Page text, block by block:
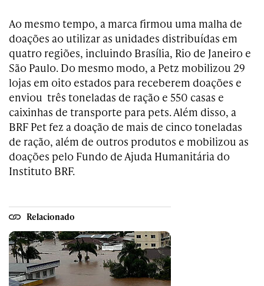
Ao mesmo tempo, a marca firmou uma malha de
doações ao utilizar as unidades distribuídas em
quatro regiões, incluindo Brasília, Rio de Janeiro e
São Paulo. Do mesmo modo, a Petz mobilizou 29
lojas em oito estados para receberem doações e
enviou três toneladas de ração e 550 casas e
caixinhas de transporte para pets. Além disso, a
BRF Pet fez a doação de mais de cinco toneladas
de ração, além de outros produtos e mobilizou as
doações pelo Fundo de Ajuda Humanitária do
Instituto BRF.
Relacionado